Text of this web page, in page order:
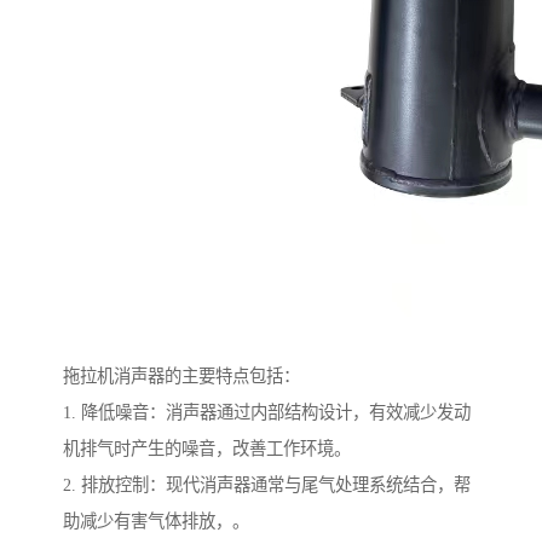
拖拉机消声器的主要特点包括：
1. 降低噪音：消声器通过内部结构设计，有效减少发动
机排气时产生的噪音，改善工作环境。
2. 排放控制：现代消声器通常与尾气处理系统结合，帮
助减少有害气体排放，。